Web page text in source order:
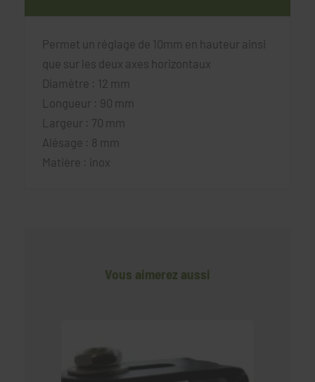
Permet un réglage de 10mm en hauteur ainsi
que sur les deux axes horizontaux
Diamètre : 12 mm
Longueur : 90 mm
Largeur : 70 mm
Alésage : 8 mm
Matière : inox
Vous aimerez aussi